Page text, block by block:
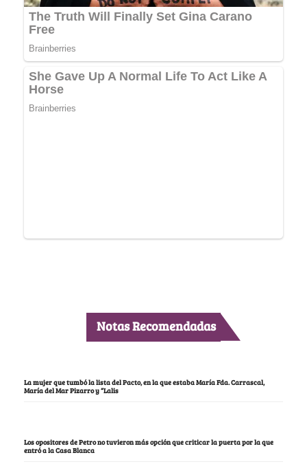
Notas Recomendadas
La mujer que tumbó la lista del Pacto, en la que estaba María Fda. Carrascal,
María del Mar Pizarro y “Lalis
Los opositores de Petro no tuvieron más opción que criticar la puerta por la que
entró a la Casa Blanca